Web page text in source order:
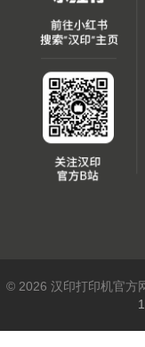
© 2026 汉印打印机官方